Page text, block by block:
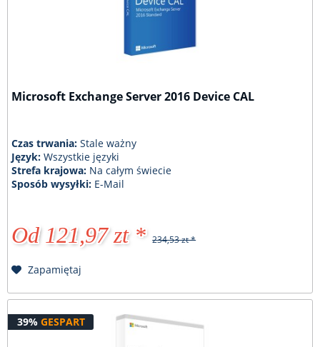
Microsoft Exchange Server 2016 Device CAL
Czas trwania:Stale ważny
Język:Wszystkie języki
Strefa krajowa: Na całym świecie
Sposób wysyłki: E-Mail
Od 121,97 zt * 234,53 zt *
Zapamiętaj
39% GESPART